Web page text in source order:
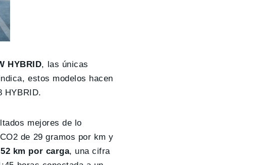
HYBRID, las únicas
estos modelos hacen
HYBRID.
mejores de lo
de 29 gramos por km y
km por carga, una cifra